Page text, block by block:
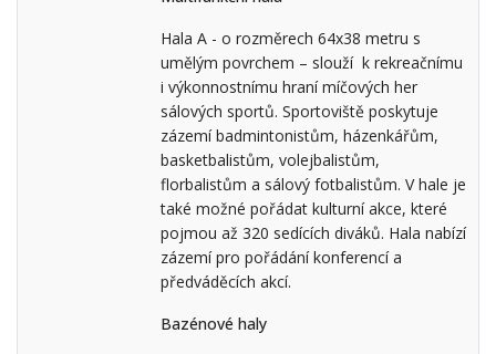
Hala A - o rozměrech 64x38 metru s
umělým povrchem – slouží k rekreačnímu
i výkonnostnímu hraní míčových her
sálových sportů. Sportoviště poskytuje
zázemí badmintonistům, házenkářům,
basketbalistům, volejbalistům,
florbalistům a sálový fotbalistům. V hale je
také možné pořádat kulturní akce, které
pojmou až 320 sedících diváků. Hala nabízí
zázemí pro pořádání konferencí a
předváděcích akcí.
Bazénové haly